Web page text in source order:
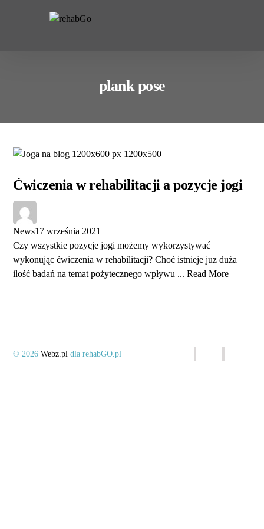
plank pose
Ćwiczenia w rehabilitacji a pozycje jogi
News17 września 2021
Czy wszystkie pozycje jogi możemy wykorzystywać
wykonując ćwiczenia w rehabilitacji? Choć istnieje juz duża
ilość badań na temat pożytecznego wpływu ...Read More
© 2026Webz.pl dla rehabGO.pl